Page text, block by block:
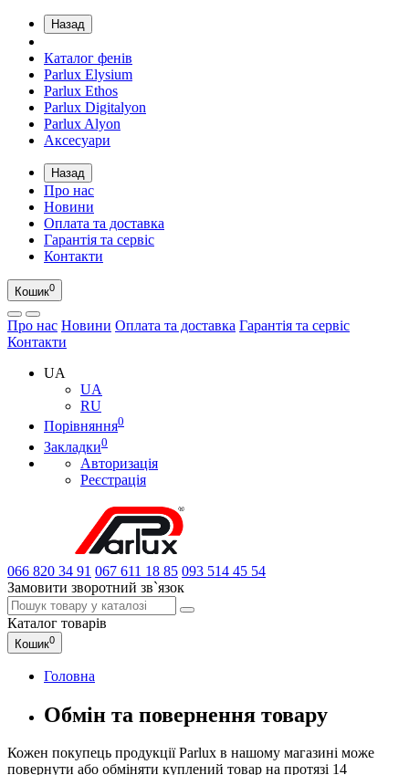
Назад
Каталог фенів
Parlux Elysium
Parlux Ethos
Parlux Digitalyon
Parlux Alyon
Аксесуари
Назад
Про нас
Новини
Оплата та доставка
Гарантія та сервіс
Контакти
Кошик0
Про нас Новини Оплата та доставка Гарантія та сервіс
Контакти
UA
UA
RU
Порівняння0
Закладки0
Авторизація
Реєстрація
066 820 34 91 067 611 18 85 093 514 45 54
Замовити зворотний зв`язок
Каталог товарів
Кошик0
Головна
Обмін та повернення товару
Кожен покупець продукції Parlux в нашому магазині може
повернути або обміняти куплений товар на протязі 14